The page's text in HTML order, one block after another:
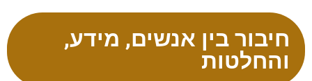
חיבור בין אנשים, מידע,
והחלטות